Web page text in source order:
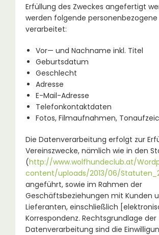
Erfüllung des Zweckes angefertigt
werden folgende
verarbeitet:
Vor— und Nachname inkl. Titel
Geburtsdatum
Geschlecht
Adresse
E-Mail-Adresse
Telefonkontaktdaten
Fotos, Filmaufnahmen,
Die Datenverarbeitung erfolgt zur
Vereinszwecke, nämlich wie in den
(http://www.wolfhundeclub.at/
content/uploads/2013/06/
angeführt, sowie im Rahmen der
Geschäftsbeziehungen mit Kunden
Lieferanten, einschließlich
Korrespondenz. Rechtsgrundlage der
Datenverarbeitung sind die